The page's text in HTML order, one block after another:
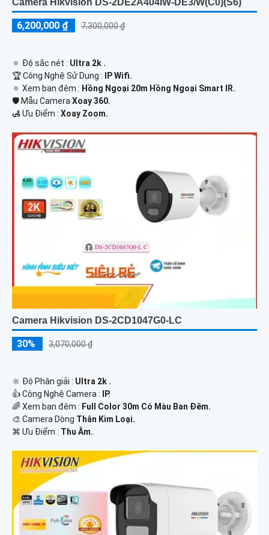
Camera Hikvision DS-2DE2A404IW-DE3/W(C0)(S6)
6,200,000 ₫ 7,300,000 ₫
🔅 Độ sắc nét : Ultra 2k .
🏆 Công Nghệ Sử Dụng :
IP Wifi.
🔅 Xem ban đêm : Hồng Ngoại 20m Hồng Ngoại Smart IR.
🛡 Mẫu Camera Xoay 360.
️🛃 Ưu Điểm : Xoay Zoom.
Camera Hikvision DS-2CD1047G0-LC
30% 3,070,000 ₫
🔆 Độ Phân giải : Ultra 2k .
👍 Công Nghệ Camera :
IP.
🌈 Xem ban đêm : Full Color 30m Có Màu Ban Đêm.
🎨 Camera Dòng Thân Kim Loại.
️⌘ Ưu Điểm : Thu Âm.